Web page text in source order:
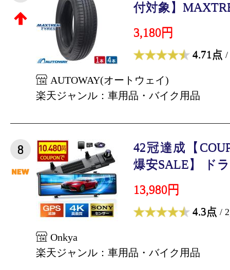
付対象】
3,180円
4.71点 /
AUTOWAY(オートウェイ)
楽天ジャンル：車用品・バイク用品
8
42冠達成【
爆安SALE】 ド
13,980円
4.3点 /
Onkya
楽天ジャンル：車用品・バイク用品